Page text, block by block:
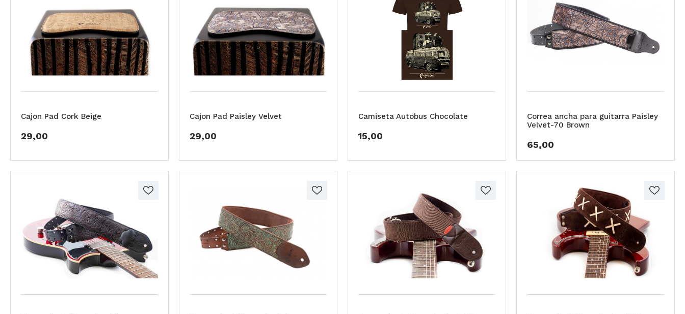
Cajon Pad Cork Beige
29,00
Cajon Pad Paisley Velvet
29,00
Camiseta Autobus Chocolate
15,00
Correa ancha para guitarra Paisley
Velvet-70 Brown
65,00